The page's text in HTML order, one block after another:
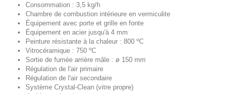
Consommation : 3,5 kg/h
Chambre de combustion intérieure en vermiculite
Équipement avec porte et grille en fonte
Équipement en acier jusqu'à 4 mm
Peinture résistante à la chaleur : 800 ºC
Vitrocéramique : 750 ºC
Sortie de fumée arrière mâle : ø 150 mm
Régulation de l'air primaire
Régulation de l'air secondaire
Système Crystal-Clean (vitre propre)